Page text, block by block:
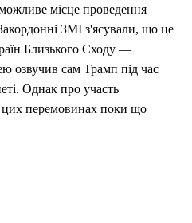
місце проведення
ЗМІ з'ясували, що це
Близького Сходу —
озвучив сам Трамп під час
Однак про участь
перемовинах поки що